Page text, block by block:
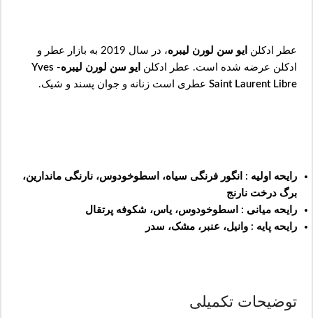
عطر ادکلن ایو سن لورن لیبره
، در سال 2019 به بازار عطر و
ادکلن عرضه شده است. عطر ادکلن
ایو سن لورن لیبره- Yves
Saint Laurent Libre عطری است زنانه و جوان پسند و شیک.
رایحه اولیه : انگور فرنگی سیاه، اسطوخودوس، نارنگی ماندارین،
برگ درخت نارنج
رایحه میانی : اسطوخودوس، یاس، شکوفه پرتقال
رایحه پایه : وانیل، عنبر، مشک، سدر
توضیحات تکمیلی